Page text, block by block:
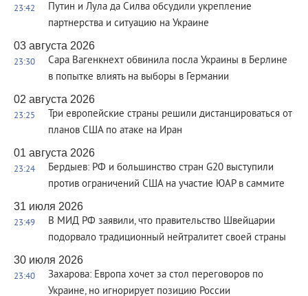
23:42
Путин и Лула да Силва обсудили укрепление
партнерства и ситуацию на Украине
03 августа 2026
23:30
Сара Вагенкнехт обвинила посла Украины в Берлине
в попытке влиять на выборы в Германии
02 августа 2026
23:25
Три европейские страны решили дистанцироваться от
планов США по атаке на Иран
01 августа 2026
23:24
Бердыев: РФ и большинство стран G20 выступили
против ограничений США на участие ЮАР в саммите
31 июля 2026
23:49
В МИД РФ заявили, что правительство Швейцарии
подорвало традиционный нейтралитет своей страны
30 июля 2026
23:40
Захарова: Европа хочет за стол переговоров по
Украине, но игнорирует позицию России